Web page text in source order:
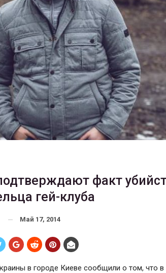
факт
гей-клуба
Май 17, 2014
в городе Киеве сообщили о том, что
ФОТО
Авиве собрал 200
участников
ГЕЙ-АЛЬЯНС УКРАИНА Июн 10, 2017 0